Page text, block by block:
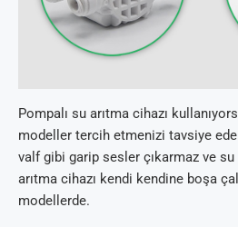
Pompalı su arıtma cihazı
modeller tercih etmenizi tavsiye
valf gibi garip sesler çıkarmaz ve su
arıtma cihazı kendi kendine boşa
modellerde.